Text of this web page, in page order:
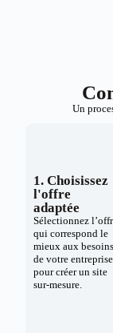
Un
1. Choisissez
l'offre
adaptée
Sélectionnez
qui correspond le
mieux aux besoins
de votre entreprise
pour créer un site
sur-mesure.